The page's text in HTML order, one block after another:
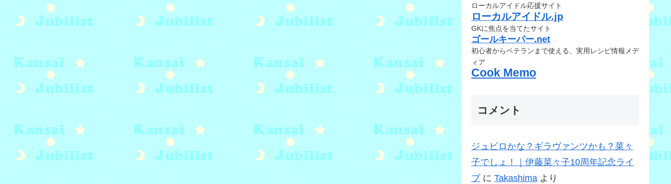
ローカルアイドル応援サイト
ローカルアイドル.jp
GKに焦点を当てたサイト
ゴールキーパー.net
初心者からベテランまで使える、実用レシピ情報メデ
ィア
Cook Memo
コメント
ジュビロかな？ギラヴァンツかも？菜々
子でしょ！｜伊藤菜々子10周年記念ライ
ブ に Takashima より